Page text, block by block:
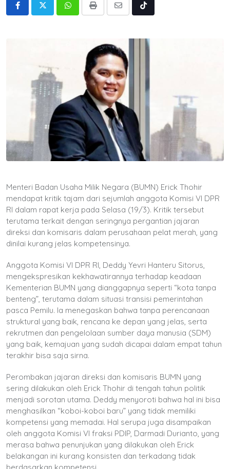
WhatsappPrint
Share
Tiktok
Menteri Badan Usaha Milik Negara (BUMN) Erick Thohir
mendapat kritik tajam dari sejumlah anggota Komisi VI DPR
RI dalam rapat kerja pada Selasa (19/3). Kritik tersebut
terutama terkait dengan seringnya pergantian jajaran
direksi dan komisaris dalam perusahaan pelat merah, yang
dinilai kurang jelas kompetensinya.
Anggota Komisi VI DPR RI, Deddy Yevri Hanteru Sitorus,
mengekspresikan kekhawatirannya terhadap keadaan
Kementerian BUMN yang dianggapnya seperti “kota tanpa
benteng”, terutama dalam situasi transisi pemerintahan
pasca Pemilu. Ia menegaskan bahwa tanpa perencanaan
struktural yang baik, rencana ke depan yang jelas, serta
rekrutmen dan pengelolaan sumber daya manusia (SDM)
yang baik, kemajuan yang sudah dicapai dalam empat tahun
terakhir bisa saja sirna.
Perombakan jajaran direksi dan komisaris BUMN yang
sering dilakukan oleh Erick Thohir di tengah tahun politik
menjadi sorotan utama. Deddy menyoroti bahwa hal ini bisa
menghasilkan “koboi-koboi baru” yang tidak memiliki
kompetensi yang memadai. Hal serupa juga disampaikan
oleh anggota Komisi VI fraksi PDIP, Darmadi Durianto, yang
merasa bahwa penunjukan yang dilakukan oleh Erick
belakangan ini kurang konsisten dan terkadang tidak